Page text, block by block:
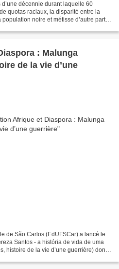
décennie durant laquelle 60
quotas raciaux, la disparité entre la
noire et métisse d’autre part a
: Malunga
de la vie d’une
de São Carlos (EdUFSCar) a lancé le
Santos - a história de vida de uma
histoire de la vie d’une guerrière) dont